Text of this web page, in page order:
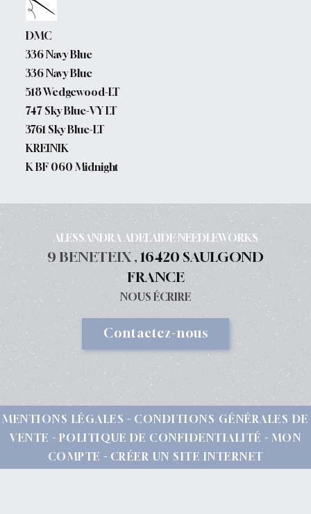
DMC
336 Navy Blue
336 Navy Blue
518 Wedgewood-LT
747 Sky Blue-VY LT
3761 Sky Blue-LT
KREINIK
K BF 060 Midnight
ALESSANDRA ADELAIDE NEEDLEWORKS
9 BENETEIX ,16420 SAULGOND
FRANCE
NOUS ÉCRIRE
Contactez-nous
MENTIONS LÉGALES
CONDITIONS GÉNÉRALES DE
VENTE
POLITIQUE DE CONFIDENTIALITÉ
MON
COMPTE
CRÉER UN SITE INTERNET